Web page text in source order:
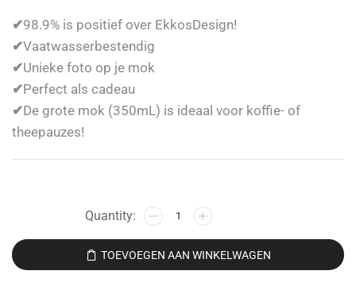
✔98.9% is positief over EkkosDesign!
✔Vaatwasserbestendig
✔Unieke foto op je mok
✔Perfect als cadeau
✔De grote mok (350mL) is ideaal voor koffie- of
theepauzes!
TOEVOEGEN AAN WINKELWAGEN